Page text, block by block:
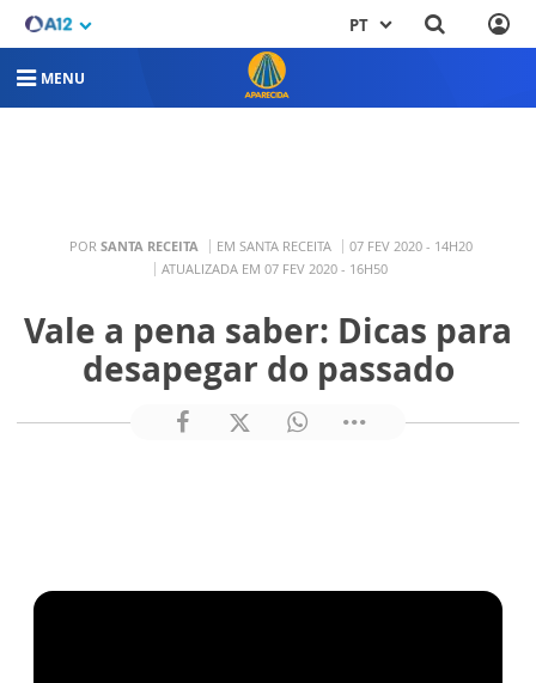
PT
MENU
POR SANTA RECEITA EM SANTA RECEITA
07 FEV 2020 - 14H20
ATUALIZADA EM 07 FEV 2020 - 16H50
Vale a pena saber: Dicas para
desapegar do passado